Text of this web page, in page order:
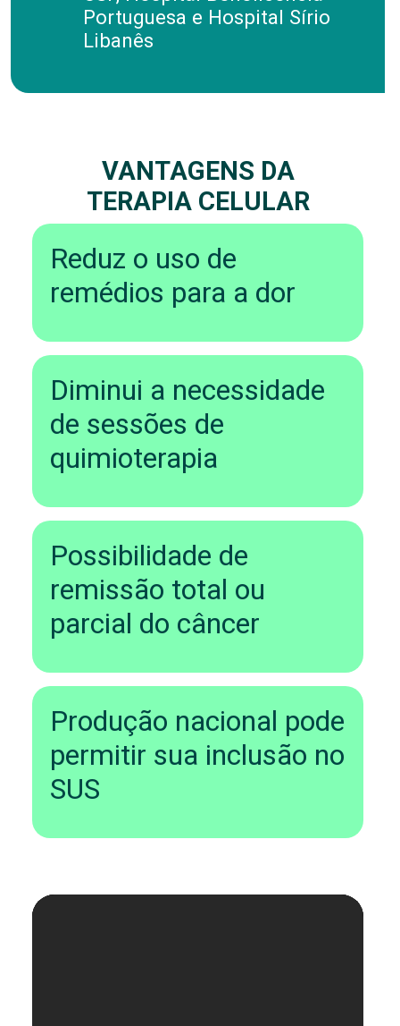
Portuguesa e Hospital Sírio
Libanês
VANTAGENS DA
TERAPIA CELULAR
Reduz o uso de
remédios para a dor
Diminui a necessidade
de sessões de
quimioterapia
Possibilidade de
remissão total ou
parcial do câncer
Produção nacional pode
permitir sua inclusão no
SUS